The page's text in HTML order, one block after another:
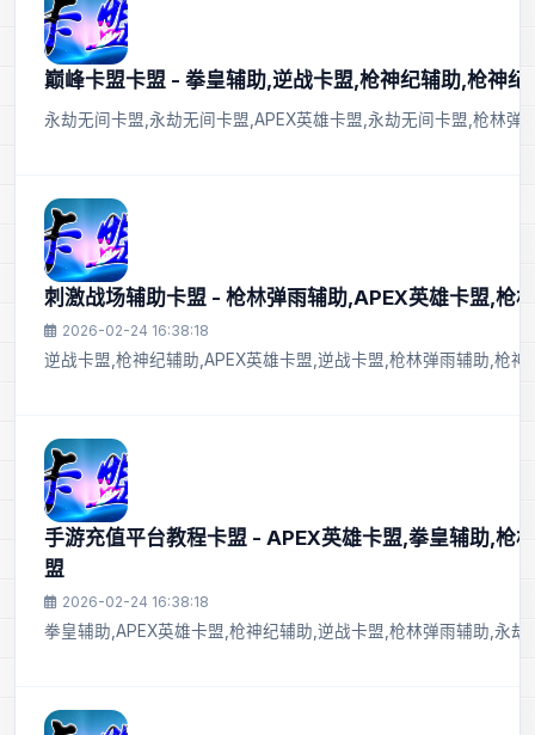
巅峰卡盟卡盟 - 拳皇辅助,逆战卡盟,枪神纪辅助,枪神纪
永劫无间卡盟,永劫无间卡盟,APEX英雄卡盟,永劫无间卡盟,枪林弹
刺激战场辅助卡盟 - 枪林弹雨辅助,APEX英雄卡盟,枪
2026-02-24 16:38:18
逆战卡盟,枪神纪辅助,APEX英雄卡盟,逆战卡盟,枪林弹雨辅助,枪
手游充值平台教程卡盟 - APEX英雄卡盟,拳皇辅助,枪
盟
2026-02-24 16:38:18
拳皇辅助,APEX英雄卡盟,枪神纪辅助,逆战卡盟,枪林弹雨辅助,永